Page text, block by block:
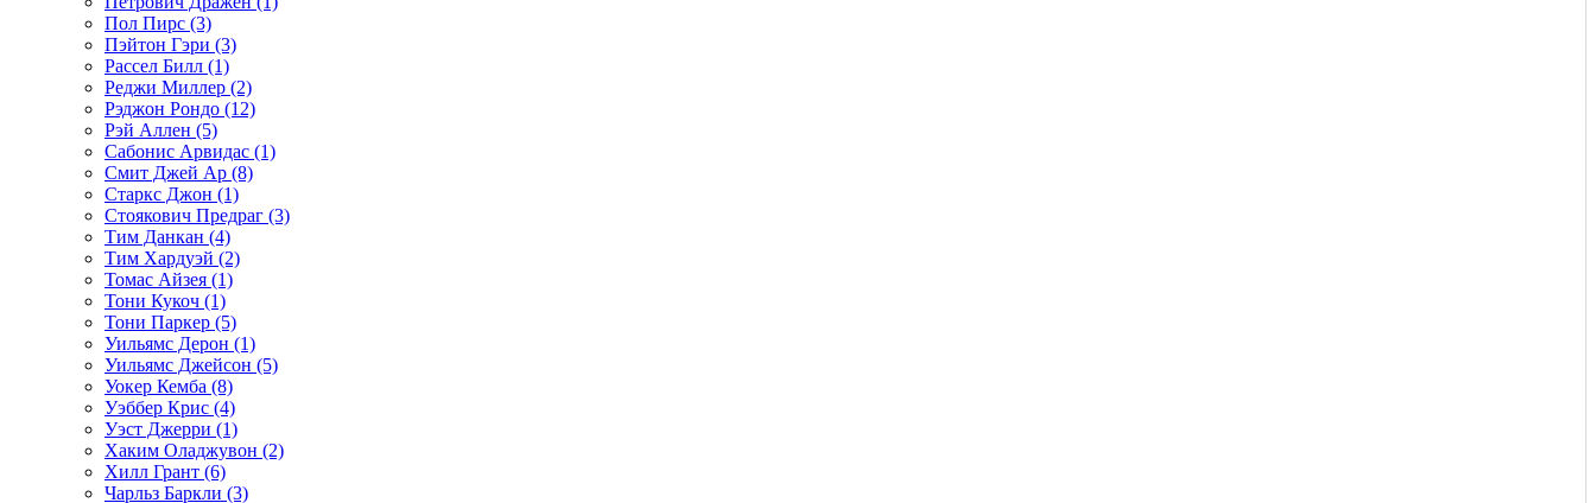
Пол Пирс (3)
Пэйтон Гэри (3)
Рассел Билл (1)
Реджи Миллер (2)
Рэджон Рондо (12)
Рэй Аллен (5)
Сабонис Арвидас (1)
Смит Джей Ар (8)
Старкс Джон (1)
Стоякович Предраг (3)
Тим Данкан (4)
Тим Хардуэй (2)
Томас Айзея (1)
Тони Кукоч (1)
Тони Паркер (5)
Уильямс Дерон (1)
Уильямс Джейсон (5)
Уокер Кемба (8)
Уэббер Крис (4)
Уэст Джерри (1)
Хаким Оладжувон (2)
Хилл Грант (6)
Чарльз Баркли (3)